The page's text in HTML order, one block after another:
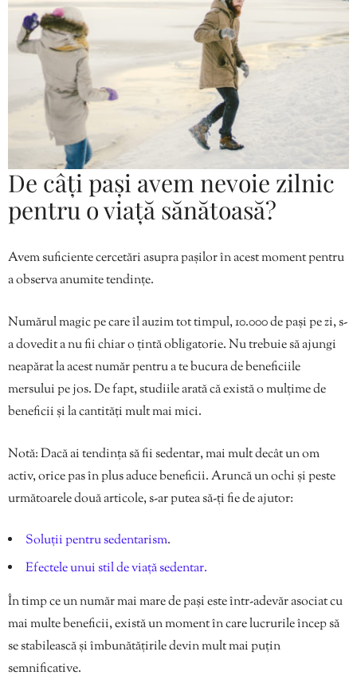
De câți pași avem nevoie zilnic
pentru o viață sănătoasă?
Avem suficiente cercetări asupra pașilor în acest moment pentru
a observa anumite tendințe.
Numărul magic pe care îl auzim tot timpul, 10.000 de pași pe zi, s-
a dovedit a nu fii chiar o țintă obligatorie. Nu trebuie să ajungi
neapărat la acest număr pentru a te bucura de beneficiile
mersului pe jos. De fapt, studiile arată că există o mulțime de
beneficii și la cantități mult mai mici.
Notă: Dacă ai tendința să fii sedentar, mai mult decât un om
activ, orice pas în plus aduce beneficii. Aruncă un ochi și peste
următoarele două articole, s-ar putea să-ți fie de ajutor:
Soluții pentru sedentarism.
Efectele unui stil de viață sedentar.
În timp ce un număr mai mare de pași este într-adevăr asociat cu
mai multe beneficii, există un moment în care lucrurile încep să
se stabilească și îmbunătățirile devin mult mai puțin
semnificative.